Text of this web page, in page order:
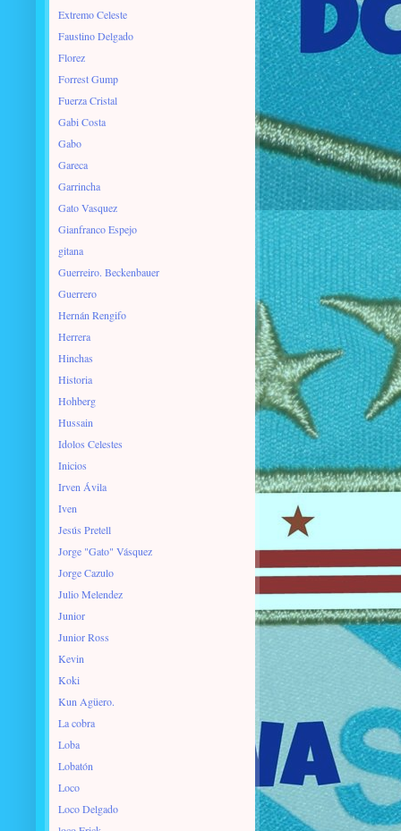
Extremo Celeste
Faustino Delgado
Florez
Forrest Gump
Fuerza Cristal
Gabi Costa
Gabo
Gareca
Garrincha
Gato Vasquez
Gianfranco Espejo
gitana
Guerreiro. Beckenbauer
Guerrero
Hernán Rengifo
Herrera
Hinchas
Historia
Hohberg
Hussain
Idolos Celestes
Inicios
Irven Ávila
Iven
Jesús Pretell
Jorge "Gato" Vásquez
Jorge Cazulo
Julio Melendez
Junior
Junior Ross
Kevin
Koki
Kun Agüero.
La cobra
Loba
Lobatón
Loco
Loco Delgado